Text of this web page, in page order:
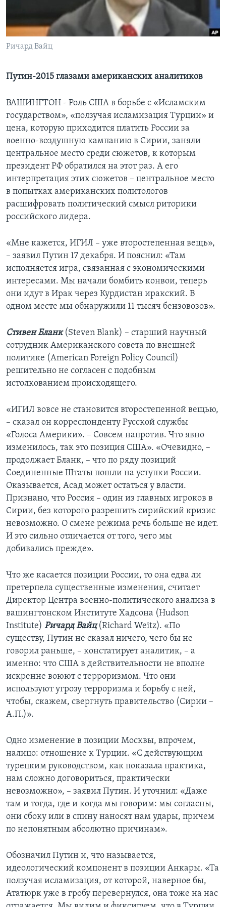
Learning English
СОЦИАЛЬНЫЕ СЕТИ
Ричард Вайц
Путин-2015 глазами американских аналитиков
ВАШИНГТОН - Роль США в борьбе с «Исламским
государством», «ползучая исламизация Турции» и
цена, которую приходится платить России за
военно-воздушную кампанию в Сирии, заняли
центральное место среди сюжетов, к которым
президент РФ обратился на этот раз. А его
интерпретация этих сюжетов – центральное место
в попытках американских политологов
расшифровать политический смысл риторики
российского лидера.
«Мне кажется, ИГИЛ – уже второстепенная вещь»,
– заявил Путин 17 декабря. И пояснил: «Там
исполняется игра, связанная с экономическими
интересами. Мы начали бомбить конвои, теперь
они идут в Ирак через Курдистан иракский. В
одном месте мы обнаружили 11 тысяч бензовозов».
Стивен Бланк(Steven Blank) – старший научный
сотрудник Американского совета по внешней
политике (American Foreign Policy Council)
решительно не согласен с подобным
истолкованием происходящего.
«ИГИЛ вовсе не становится второстепенной вещью,
– сказал он корреспонденту Русской службы
«Голоса Америки». – Совсем напротив. Что явно
изменилось, так это позиция США». «Очевидно, –
продолжает Бланк, – что по ряду позиций
Соединенные Штаты пошли на уступки России.
Оказывается, Асад может остаться у власти.
Признано, что Россия – один из главных игроков в
Сирии, без которого разрешить сирийский кризис
невозможно. О смене режима речь больше не идет.
И это сильно отличается от того, чего мы
добивались прежде».
Что же касается позиции России, то она едва ли
претерпела существенные изменения, считает
Директор Центра военно-политического анализа в
вашингтонском Институте Хадсона (Hudson
Institute) Ричард Вайц(Richard Weitz). «По
существу, Путин не сказал ничего, чего бы не
говорил раньше, – констатирует аналитик, – а
именно: что США в действительности не вполне
искренне воюют с терроризмом. Что они
используют угрозу терроризма и борьбу с ней,
чтобы, скажем, свергнуть правительство (Сирии –
А.П.)».
Одно изменение в позиции Москвы, впрочем,
налицо: отношение к Турции. «С действующим
турецким руководством, как показала практика,
нам сложно договориться, практически
невозможно», – заявил Путин. И уточнил: «Даже
там и тогда, где и когда мы говорим: мы согласны,
они сбоку или в спину наносят нам удары, причем
по непонятным абсолютно причинам».
Обозначил Путин и, что называется,
идеологический компонент в позиции Анкары. «Та
ползучая исламизация, от которой, наверное бы,
Ататюрк уже в гробу перевернулся, она тоже на нас